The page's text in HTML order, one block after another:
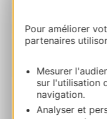
Pour améliorer
partenaires
Mesurer
sur l'utilisation
navigation.
Analyser et
La